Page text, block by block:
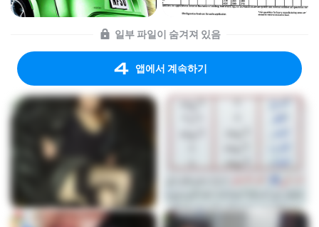
일부 파일이 숨겨져 있음
앱에서 계속하기